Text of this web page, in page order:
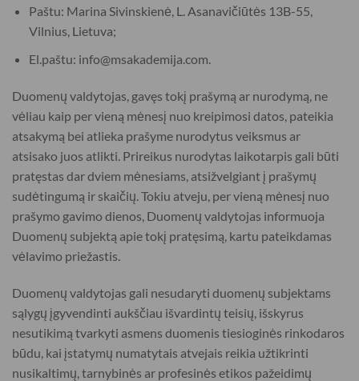
Paštu: Marina Sivinskienė, L. Asanavičiūtės 13B-55,
Vilnius, Lietuva;
El.paštu: info@msakademija.com.
Duomenų valdytojas, gavęs tokį prašymą ar nurodymą, ne
vėliau kaip per vieną mėnesį nuo kreipimosi datos, pateikia
atsakymą bei atlieka prašyme nurodytus veiksmus ar
atsisako juos atlikti. Prireikus nurodytas laikotarpis gali būti
pratęstas dar dviem mėnesiams, atsižvelgiant į prašymų
sudėtingumą ir skaičių. Tokiu atveju, per vieną mėnesį nuo
prašymo gavimo dienos, Duomenų valdytojas informuoja
Duomenų subjektą apie tokį pratęsimą, kartu pateikdamas
vėlavimo priežastis.
Duomenų valdytojas gali nesudaryti duomenų subjektams
sąlygų įgyvendinti aukščiau išvardintų teisių, išskyrus
nesutikimą tvarkyti asmens duomenis tiesioginės rinkodaros
būdu, kai įstatymų numatytais atvejais reikia užtikrinti
nusikaltimų, tarnybinės ar profesinės etikos pažeidimų